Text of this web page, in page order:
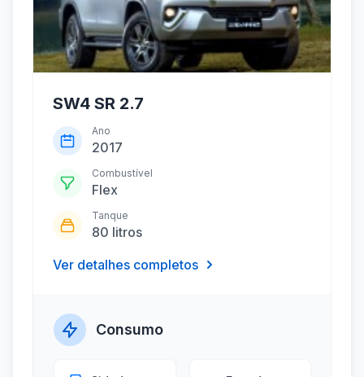
SW4 SR 2.7
Ano
2017
Combustível
Flex
Tanque
80 litros
Ver detalhes completos
Consumo